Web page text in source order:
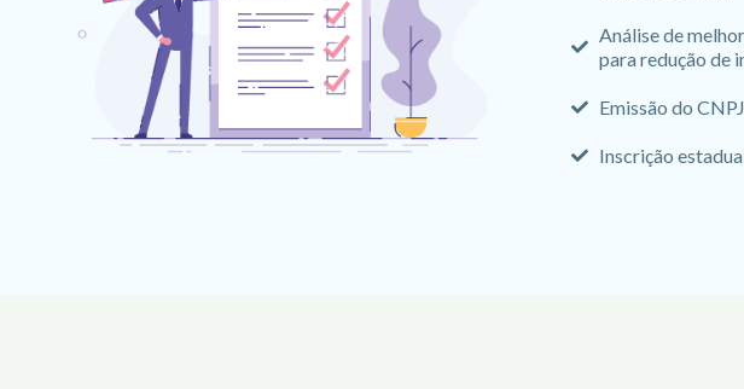
Análise de
para redução de
Emissão do CNPJ
Inscrição